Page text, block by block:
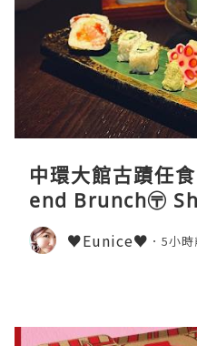
中環大館古蹟任
end Brunch〶
♥Eunice♥ 5小時